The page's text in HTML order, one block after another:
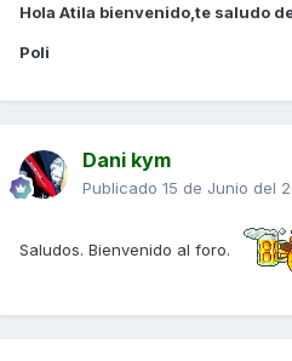
Hola Atila bienvenido,te saludo
Poli
Dani kym
Publicado 15 de Junio del
Saludos. Bienvenido al foro.